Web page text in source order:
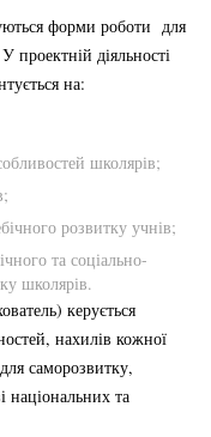
форми роботи для
діяльності
на:
школярів;
розвитку учнів;
та соціально-
школярів.
керується
нахилів кожної
саморозвитку,
національних та